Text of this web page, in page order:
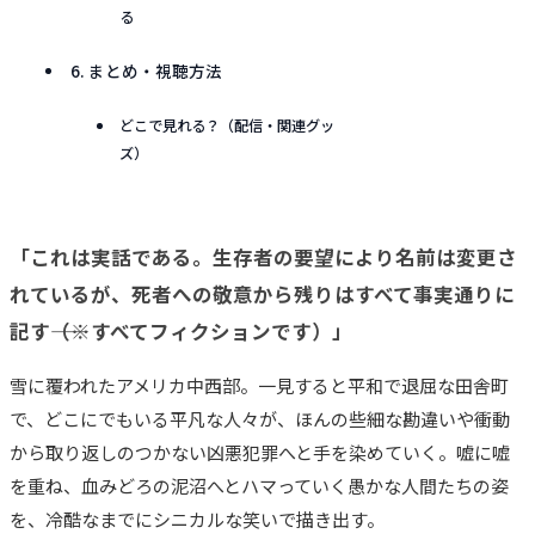
る
6. まとめ・視聴方法
どこで見れる？（配信・関連グッ
ズ）
「これは実話である。生存者の要望により名前は変更さ
れているが、死者への敬意から残りはすべて事実通りに
記す――（※すべてフィクションです）」
雪に覆われたアメリカ中西部。一見すると平和で退屈な田舎町
で、どこにでもいる平凡な人々が、ほんの些細な勘違いや衝動
から取り返しのつかない凶悪犯罪へと手を染めていく。嘘に嘘
を重ね、血みどろの泥沼へとハマっていく愚かな人間たちの姿
を、冷酷なまでにシニカルな笑いで描き出す。